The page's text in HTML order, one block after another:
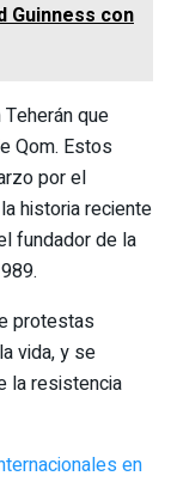
Guinness con
que
Qom. Estos
por el
historia reciente
fundador de la
protestas
vida, y se
la resistencia
en